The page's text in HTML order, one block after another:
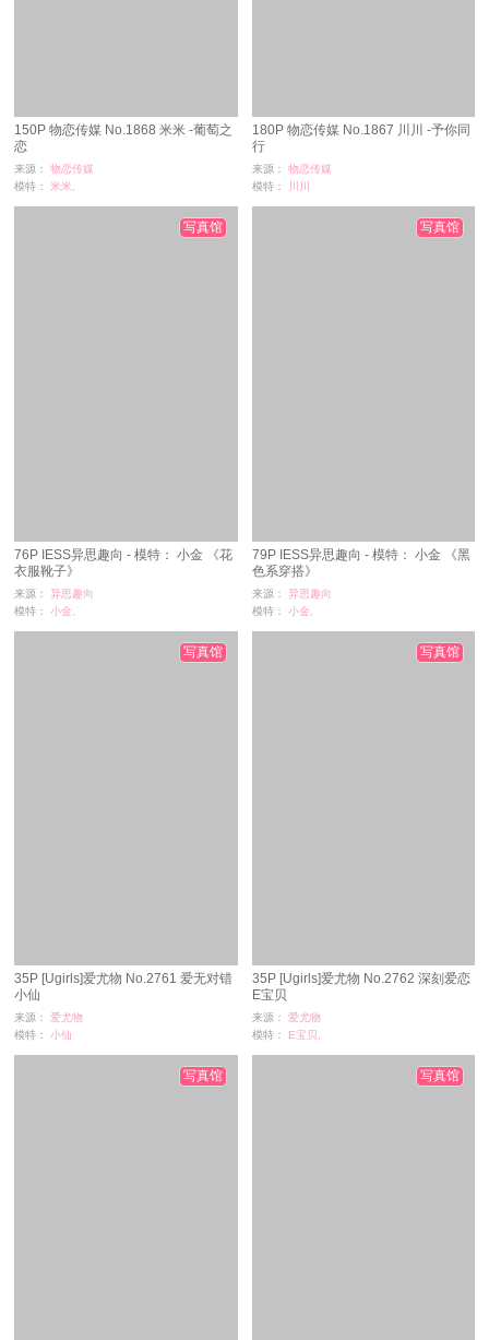
150P 物恋传媒 No.1868 米米 -葡萄之
恋
来源：
物恋传媒
模特：
米米,
浏览：22
180P 物恋传媒 No.1867 川川 -予你同
行
来源：
物恋传媒
模特：
川川
浏览：10
76P IESS异思趣向 - 模特： 小金 《花
衣服靴子》
来源：
异思趣向
模特：
小金,
写真馆
79P IESS异思趣向 - 模特： 小金 《黑
色系穿搭》
来源：
异思趣向
模特：
小金,
写真馆
35P [Ugirls]爱尤物 No.2761 爱无对错
小仙
来源：
爱尤物
模特：
小仙
写真馆
35P [Ugirls]爱尤物 No.2762 深刻爱恋
E宝贝
来源：
爱尤物
模特：
E宝贝,
写真馆
写真馆 写真馆